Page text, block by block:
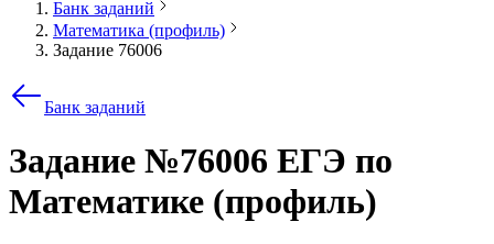
Банк заданий
Математика (профиль)
Задание 76006
Банк заданий
Задание №76006 ЕГЭ по
Математике (профиль)